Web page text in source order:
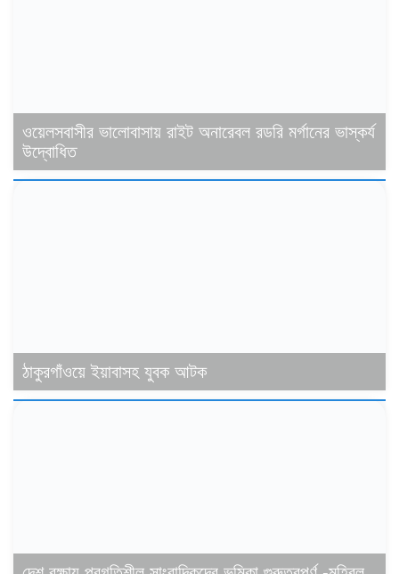
ওয়েলসবাসীর ভালোবাসায় রাইট অনারেবল রডরি মর্গানের ভাস্কর্য
উদ্বোধিত
ঠাকুরগাঁওয়ে ইয়াবাসহ যুবক আটক